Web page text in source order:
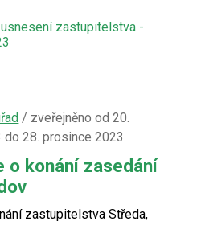
zastupitelstva -
/ zveřejněno od 20.
28. prosince 2023
o konání zasedání
zastupitelstva Středa,